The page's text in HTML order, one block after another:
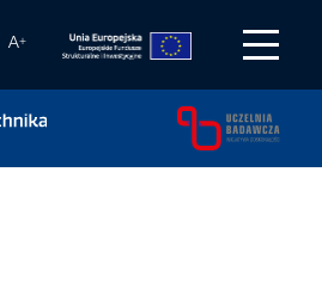
A+